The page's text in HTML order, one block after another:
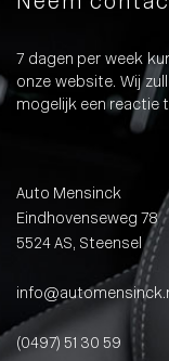
7 dagen per week
onze website. Wij
mogelijk een reactie
Auto Mensinck
Eindhovenseweg 78
5524 AS, Steensel
(0497) 51 30 59